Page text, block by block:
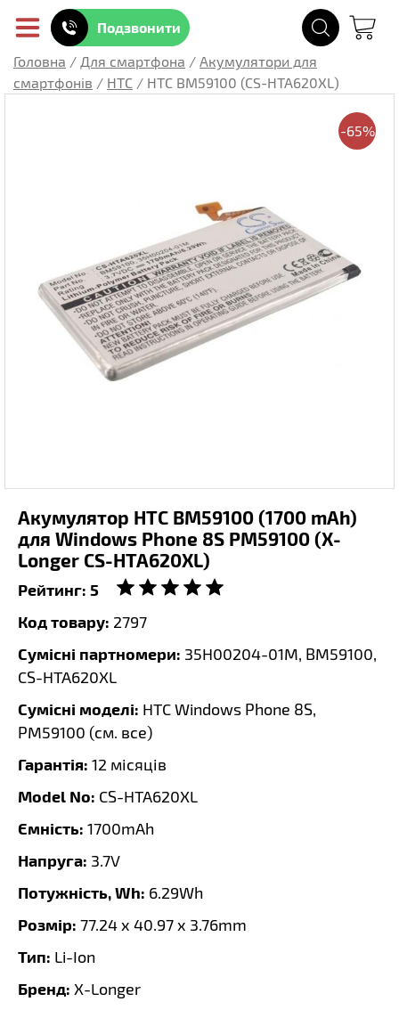
Подзвонити
Головна / Для смартфона / Акумулятори для
смартфонів / HTC / HTC BM59100 (CS-HTA620XL)
-65%
Акумулятор HTC BM59100 (1700 mAh)
для Windows Phone 8S PM59100 (X-
Longer CS-HTA620XL)
Рейтинг: 5
Код товару: 2797
Сумісні партномери: 35H00204-01M, BM59100,
CS-HTA620XL
Сумісні моделі: HTC Windows Phone 8S,
PM59100 (см. все)
Гарантія: 12 місяців
Model No: CS-HTA620XL
Ємність: 1700mAh
Напруга: 3.7V
Потужність, Wh: 6.29Wh
Розмір: 77.24 x 40.97 x 3.76mm
Тип: Li-Ion
Бренд: X-Longer